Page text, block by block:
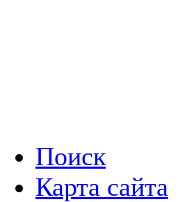
Поиск
Карта сайта